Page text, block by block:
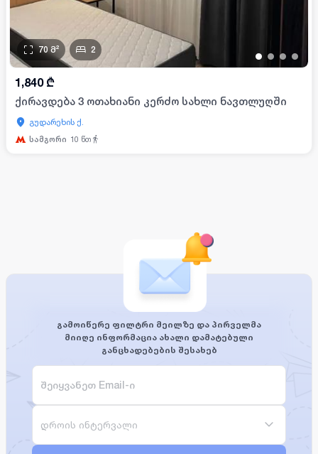
• • • •
70 მ² 2
1,840 ₾
ქირავდება 3 ოთახიანი კერძო სახლი ნავთლუღში
გუდარეხის ქ.
სამგორი 10 წთ
გამოიწერე ფილტრი მეილზე და პირველმა
მიიღე ინფორმაცია ახალი დამატებული
განცხადებების შესახებ
დროის ინტერვალი